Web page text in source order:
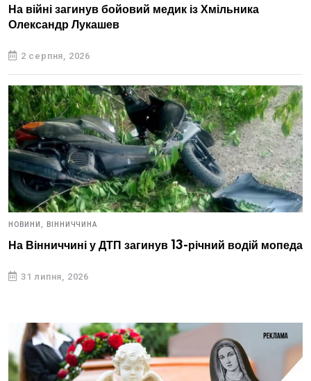
На війні загинув бойовий медик із Хмільника
Олександр Лукашев
2 серпня, 2026
НОВИНИ, ВІННИЧЧИНА
На Вінниччині у ДТП загинув 13-річний водій мопеда
31 липня, 2026